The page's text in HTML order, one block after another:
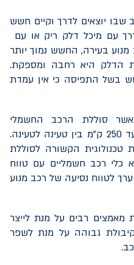
יוצאים לדרך וקיים חשש
עם מיכל דלק ריק או עם
בעירה, החשש נמוך יותר
הדלק היא רחבה ומספקת.
בשל התפיסה כי אין עמדת
סוללת הרכב החשמלי
הספיקה לטווח נסיעה של 150 עד 250 ק"מ בין טעינה לטעינה.
הקשורה לסוללת
כלי רכב חשמליים עם טווח
(שווה ערך לטווח נסיעה של רכב מנוע
מאמצים רבים על מנת לייצר
גבוהה על מנת לשפר